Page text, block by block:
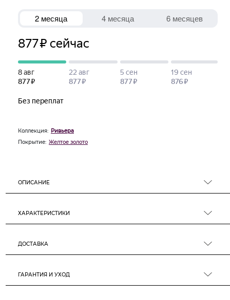
Коллекция: Ривьера
Покрытие: Желтое золото
ОПИСАНИЕ
ХАРАКТЕРИСТИКИ
ДОСТАВКА
ГАРАНТИЯ И УХОД